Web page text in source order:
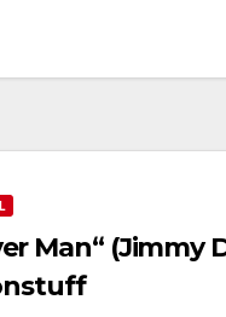
Man“ (Jimmy